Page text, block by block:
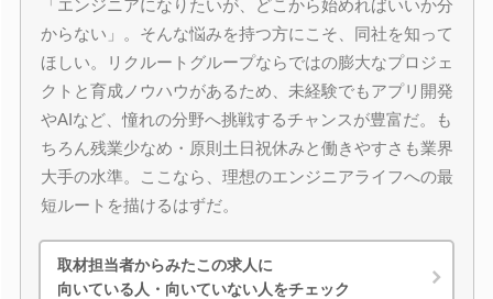
「エンジニアになりたいが、どこから始めればいいか分
からない」。そんな悩みを持つ方にこそ、同社を知って
ほしい。リクルートグループならではの膨大なプロジェ
クトと育成ノウハウがあるため、未経験でもアプリ開発
やAIなど、憧れの分野へ挑戦するチャンスが豊富だ。も
ちろん残業少なめ・原則土日祝休みと働きやすさも業界
大手の水準。ここなら、理想のエンジニアライフへの最
短ルートを描けるはずだ。
取材担当者からみたこの求人に
向いている人・向いていない人をチェック